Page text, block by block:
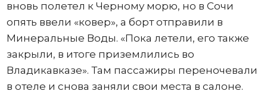
вновь полетел к Черному морю, но в Сочи
опять ввели «ковер», а борт отправили в
Минеральные Воды. «Пока летели, его также
закрыли, в итоге приземлились во
Владикавказе». Там пассажиры переночевали
в отеле и снова заняли свои места в салоне.